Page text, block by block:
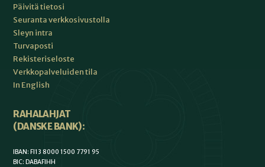
Päivitä tietosi
Seuranta verkkosivustolla
Sleyn intra
Turvaposti
Rekisteriseloste
Verkkopalveluiden tila
In English
RAHALAHJAT
(DANSKE BANK):
IBAN: FI13 8000 1500 7791 95
BIC: DABAFIHH